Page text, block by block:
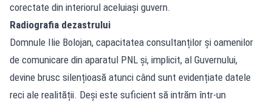
corectate din interiorul aceluiași guvern.
Radiografia dezastrului
Domnule Ilie Bolojan, capacitatea consultanților și oamenilor
de comunicare din aparatul PNL și, implicit, al Guvernului,
devine brusc silențioasă atunci când sunt evidențiate datele
reci ale realității. Deși este suficient să intrăm într-un